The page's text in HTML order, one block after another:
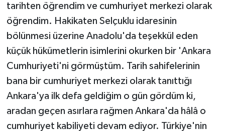
tarihten öğrendim ve cumhuriyet merkezi olarak
öğrendim. Hakikaten Selçuklu idaresinin
bölünmesi üzerine Anadolu'da teşekkül eden
küçük hükümetlerin isimlerini okurken bir 'Ankara
Cumhuriyeti'ni görmüştüm. Tarih sahifelerinin
bana bir cumhuriyet merkezi olarak tanıttığı
Ankara'ya ilk defa geldiğim o gün gördüm ki,
aradan geçen asırlara rağmen Ankara'da hâlâ o
cumhuriyet kabiliyeti devam ediyor. Türkiye'nin